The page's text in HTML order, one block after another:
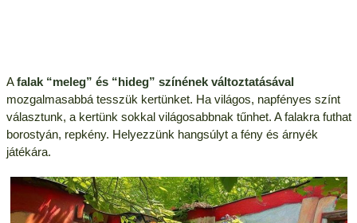
Afalak “meleg” és “hideg” színének változtatásával
mozgalmasabbá tesszük kertünket. Ha világos, napfényes színt
választunk, a kertünk sokkal világosabbnak tűnhet. A falakra futhat
borostyán, repkény. Helyezzünk hangsúlyt a fény és árnyék
játékára.